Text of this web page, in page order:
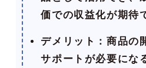
価での収益化が期待
デメリット ：商品の
サポートが必要にな